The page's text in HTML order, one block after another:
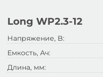
Long WP2.3-12
Напряжение, B:
Емкость, Ач:
Длина, мм: